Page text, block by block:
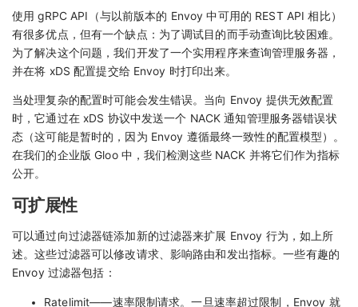
使用 gRPC API（与以前版本的 Envoy 中可用的 REST API 相比）
有很多优点，但有一个缺点：为了调试目的而手动查询比较困难。
为了解决这个问题，我们开发了一个实用程序来查询管理服务器，
并在将 xDS 配置提交给 Envoy 时打印出来。
当处理复杂的配置时可能会发生错误。当向 Envoy 提供无效配置
时，它通过在 xDS 协议中发送一个 NACK 通知管理服务器错误状
态（这可能是暂时的，因为 Envoy 遵循最终一致性的配置模型）。
在我们的企业版 Gloo 中，我们检测这些 NACK 并将它们作为指标
公开。
可扩展性
可以通过向过滤器链添加新的过滤器来扩展 Envoy 行为，如上所
述。这些过滤器可以修改请求、影响路由和发出指标。一些有趣的
Envoy 过滤器包括：
Ratelimit——速率限制请求。一旦速率超过限制，Envoy 就